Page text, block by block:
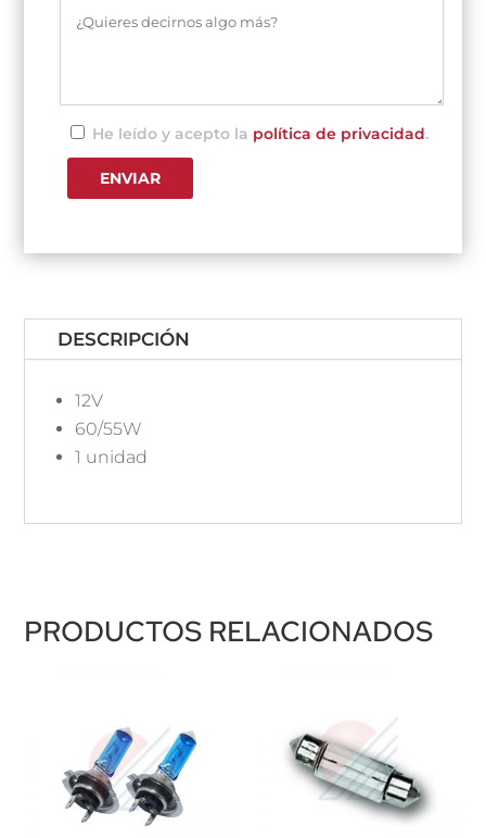
He leído y acepto la política de privacidad.
DESCRIPCIÓN
12V
60/55W
1 unidad
PRODUCTOS RELACIONADOS